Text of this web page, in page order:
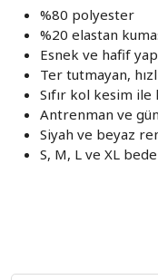
%80 polyester
%20 elastan
Esnek ve hafif
Ter tutmayan,
Sıfır kol kesim ile
Antrenman ve
Siyah ve beyaz
S, M, L ve XL